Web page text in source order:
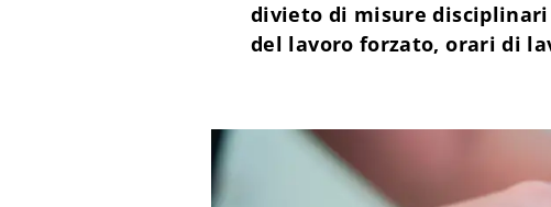
divieto di misure
del lavoro forzato, orari di